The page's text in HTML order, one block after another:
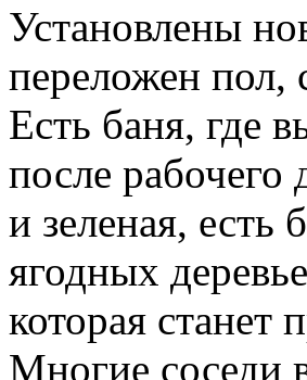
Установлены
переложен
Есть баня, где
после рабочего
и зеленая, есть
ягодных
которая
Многие соседи